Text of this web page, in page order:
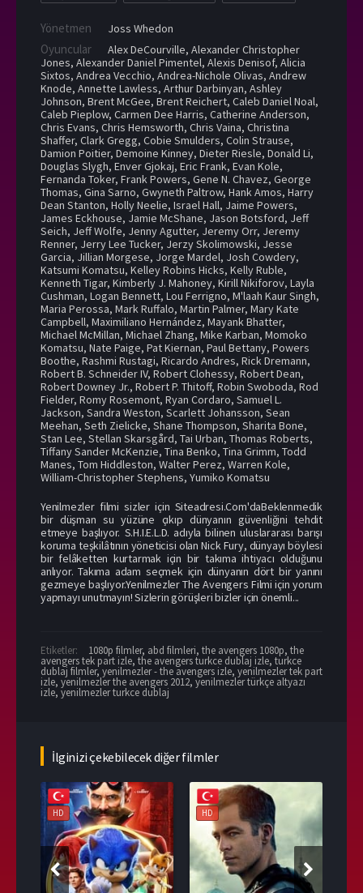
Yönetmen Joss Whedon
Oyuncular Alex DeCourville, Alexander Christopher
Jones, Alexander Daniel Pimentel, Alexis Denisof, Alicia
Sixtos, Andrea Vecchio, Andrea-Nichole Olivas, Andrew
Knode, Annette Lawless, Arthur Darbinyan, Ashley
Johnson, Brent McGee, Brent Reichert, Caleb Daniel Noal,
Caleb Pieplow, Carmen Dee Harris, Catherine Anderson,
Chris Evans, Chris Hemsworth, Chris Vaina, Christina
Shaffer, Clark Gregg, Cobie Smulders, Colin Strause,
Damion Poitier, Demoine Kinney, Dieter Riesle, Donald Li,
Douglas Slygh, Enver Gjokaj, Eric Frank, Evan Kole,
Fernanda Toker, Frank Powers, Gene N. Chavez, George
Thomas, Gina Sarno, Gwyneth Paltrow, Hank Amos, Harry
Dean Stanton, Holly Neelie, Israel Hall, Jaime Powers,
James Eckhouse, Jamie McShane, Jason Botsford, Jeff
Seich, Jeff Wolfe, Jenny Agutter, Jeremy Orr, Jeremy
Renner, Jerry Lee Tucker, Jerzy Skolimowski, Jesse
Garcia, Jillian Morgese, Jorge Mardel, Josh Cowdery,
Katsumi Komatsu, Kelley Robins Hicks, Kelly Ruble,
Kenneth Tigar, Kimberly J. Mahoney, Kirill Nikiforov, Layla
Cushman, Logan Bennett, Lou Ferrigno, M'laah Kaur Singh,
Maria Perossa, Mark Ruffalo, Martin Palmer, Mary Kate
Campbell, Maximiliano Hernández, Mayank Bhatter,
Michael McMillan, Michael Zhang, Mike Karban, Momoko
Komatsu, Nate Paige, Pat Kiernan, Paul Bettany, Powers
Boothe, Rashmi Rustagi, Ricardo Andres, Rick Dremann,
Robert B. Schneider IV, Robert Clohessy, Robert Dean,
Robert Downey Jr., Robert P. Thitoff, Robin Swoboda, Rod
Fielder, Romy Rosemont, Ryan Cordaro, Samuel L.
Jackson, Sandra Weston, Scarlett Johansson, Sean
Meehan, Seth Zielicke, Shane Thompson, Sharita Bone,
Stan Lee, Stellan Skarsgård, Tai Urban, Thomas Roberts,
Tiffany Sander McKenzie, Tina Benko, Tina Grimm, Todd
Manes, Tom Hiddleston, Walter Perez, Warren Kole,
William-Christopher Stephens, Yumiko Komatsu
Yenilmezler filmi sizler için Siteadresi.Com'daBeklenmedik
bir düşman su yüzüne çıkıp dünyanın güvenliğini tehdit
etmeye başlıyor. S.H.I.E.L.D. adıyla bilinen uluslararası barışı
koruma teşkilâtının yöneticisi olan Nick Fury, dünyayı böylesi
bir felâketten kurtarmak için bir takıma ihtiyacı olduğunu
anlıyor. Takıma adam seçmek için dünyanın dört bir yanını
gezmeye başlıyor.Yenilmezler The Avengers Filmi için yorum
yapmayı unutmayın! Sizlerin görüşleri bizler için önemli...
Etiketler: 1080p filmler, abd filmleri, the avengers 1080p, the
avengers tek part izle, the avengers turkce dublaj izle, turkce
dublaj filmler, yenilmezler - the avengers izle, yenilmezler tek part
izle, yenilmezler the avengers 2012, yenilmezler türkçe altyazı
izle, yenilmezler turkce dublaj
İlginizi çekebilecek diğer filmler
HD HD